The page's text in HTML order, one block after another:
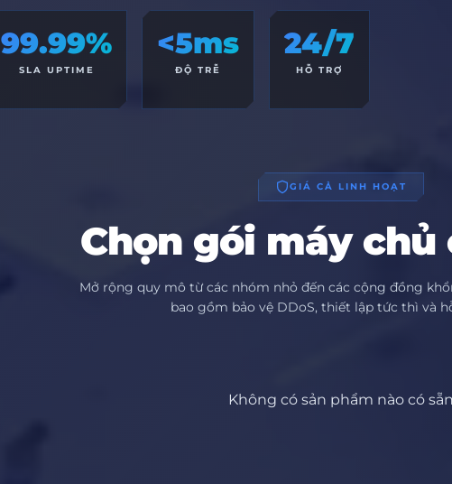
99.99%
SLA UPTIME
<5ms
ĐỘ TRỄ
24/7
HỖ TRỢ
GIÁ CẢ LINH HOẠT
Chọn gói máy chủ
Mở rộng quy mô từ các nhóm nhỏ đến các cộng đồng
bao gồm bảo vệ DDoS, thiết lập tức thì và
Không có sản phẩm nào có sẵn